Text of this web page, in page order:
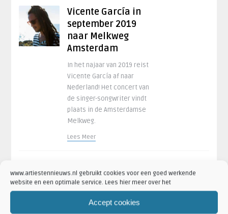
www.artiestennieuws.nl gebruikt cookies voor een goed werkende
website en een optimale service. Lees hier meer over het
Accept cookies
Vicente García in
september 2019
naar Melkweg
Amsterdam
In het najaar van 2019 reist
Vicente García af naar
Nederland! Het concert van
de singer-songwriter vindt
plaats in de Amsterdamse
Melkweg.
Lees Meer